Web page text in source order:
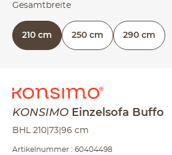
KONSIMO Einzelsofa Buffo
BHL 210|73|96 cm
Artikelnummer : 60404498
Gesamtbreite
210 cm 250 cm 290 cm